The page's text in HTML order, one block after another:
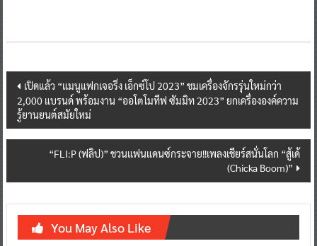
Post
navigation
เปิดแล้ว “แมนูแฟกเจอริ่ง เอ็กซ์โป 2023” ชมเครื่องจักรรุ่นใหม่กว่า
2,000 แบรนด์ พร้อมงาน “ออโตโมทีฟ ซัมมิท 2023” ยกเครื่ององค์ความ
รู้ยานยนต์สมัยใหม่
“FLI:P (ฟลิป)” ชวนแฟนแดนซ์กระจาย!!เพลงเชียร์สนั่นโลก “สู้เด้
(Chicka Boom)”
You May Also Like